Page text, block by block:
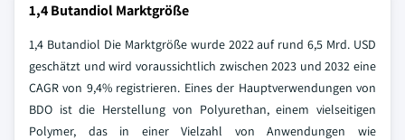
1,4 Butandiol Marktgröße
1,4 Butandiol Die Marktgröße wurde 2022 auf rund 6,5 Mrd. USD
geschätzt und wird voraussichtlich zwischen 2023 und 2032 eine
CAGR von 9,4% registrieren. Eines der Hauptverwendungen von
BDO ist die Herstellung von Polyurethan, einem vielseitigen
Polymer, das in einer Vielzahl von Anwendungen wie